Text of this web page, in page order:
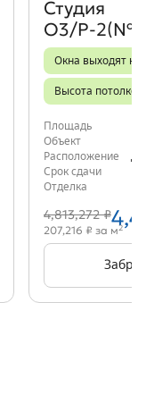
Студия
О3/Р-
Окна выходят на
Высота
Площадь
Объект
Расположение
Срок сдачи
Отделка
4,813,272 ₽
207,216 ₽ за м2